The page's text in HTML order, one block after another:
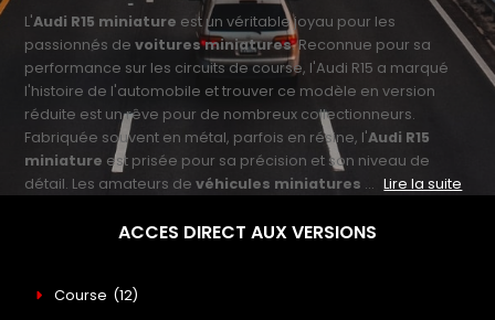
L'Audi R15 miniature est un véritable joyau pour les
passionnés devoitures miniatures. Reconnue pour sa
performance sur les circuits de course, l'Audi R15 a marqué
l'histoire de l'automobile et trouver ce modèle en version
réduite est un rêve pour de nombreux collectionneurs.
Fabriquée souvent en métal, parfois en résine, l'Audi R15
miniature est prisée pour sa précision et son niveau de
détail. Les amateurs devéhicules miniatures ... Lire la suite
ACCES DIRECT AUX VERSIONS
Course (12)